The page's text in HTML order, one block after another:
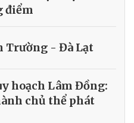
điểm
Trường - Đà Lạt
hoạch Lâm Đồng:
chủ thể phát